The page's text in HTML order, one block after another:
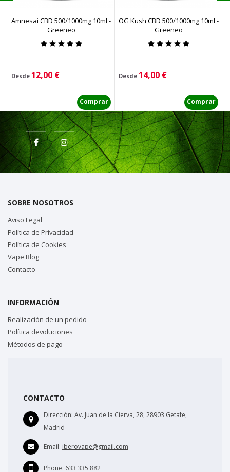
Amnesai CBD 500/1000mg 10ml -
Greeneo
Desde Precio
12,00 €
Comprar
OG Kush CBD 500/1000mg 10ml -
Greeneo
Desde Precio
14,00 €
Comprar
SOBRE NOSOTROS
Aviso Legal
Política de Privacidad
Política de Cookies
Vape Blog
Contacto
INFORMACIÓN
Realización de un pedido
Política devoluciones
Métodos de pago
CONTACTO
Dirección: Av. Juan de la Cierva, 28, 28903 Getafe,
Madrid
Email: iberovape@gmail.com
Phone: 633 335 882